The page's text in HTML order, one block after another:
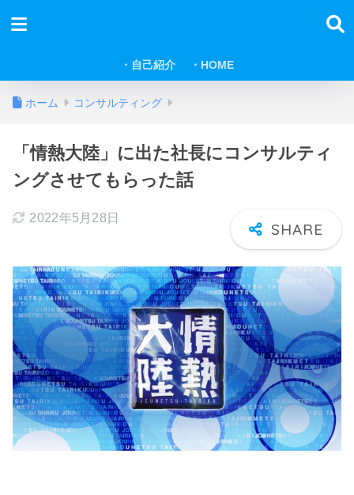
・自己紹介 ・HOME
ホーム コンサルティング
「情熱大陸」に出た社長にコンサルティ
ングさせてもらった話
2022年5月28日